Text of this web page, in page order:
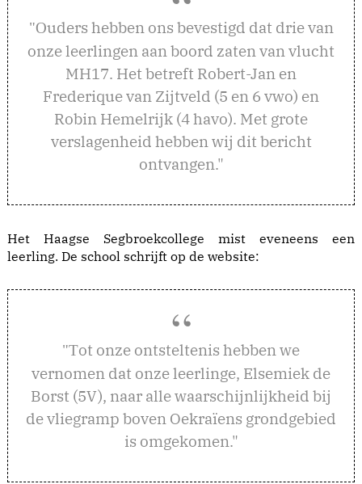
"Ouders hebben ons bevestigd dat drie van
onze leerlingen aan boord zaten van vlucht
MH17. Het betreft Robert-Jan en
Frederique van Zijtveld (5 en 6 vwo) en
Robin Hemelrijk (4 havo). Met grote
verslagenheid hebben wij dit bericht
ontvangen."
Het Haagse Segbroekcollege mist eveneens een
leerling. De school schrijft op de website:
"Tot onze ontsteltenis hebben we
vernomen dat onze leerlinge, Elsemiek de
Borst (5V), naar alle waarschijnlijkheid bij
de vliegramp boven Oekraïens grondgebied
is omgekomen."